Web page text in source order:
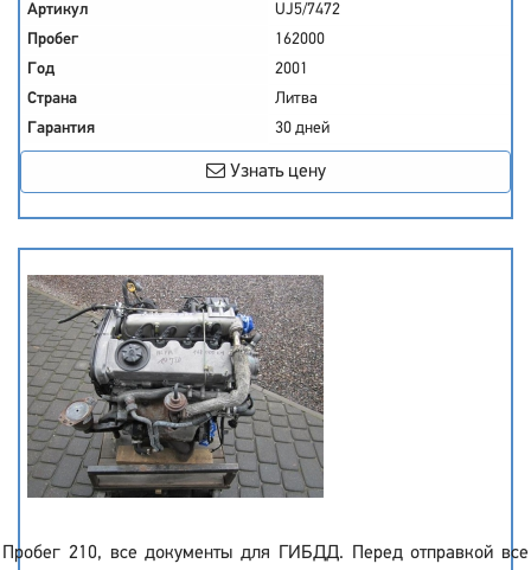
Артикул
UJ5/7472
Пробег
162000
Год
2001
Страна
Литва
Гарантия
30 дней
Узнать цену
Пробег 210, все документы для ГИБДД. Перед отправкой все